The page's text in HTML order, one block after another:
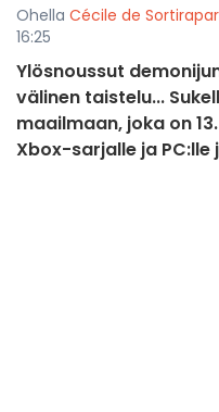
Ohella Cécile de
16:25
Ylösnoussut
välinen taistelu...
maailmaan, joka on
Xbox-sarjalle ja